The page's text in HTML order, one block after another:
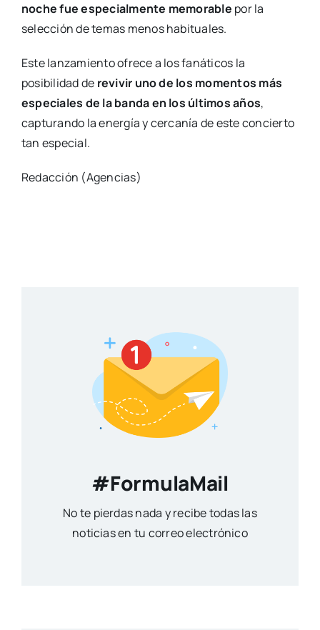
noche fue especialmente memorable por la
selección de temas menos habituales.
Este lanzamiento ofrece a los fanáticos la
posibilidad de revivir uno de los momentos más
especiales de la banda en los últimos años,
capturando la energía y cercanía de este concierto
tan especial.
Redacción (Agencias)
#FormulaMail
No te pierdas nada y recibe todas las
noticias en tu correo electrónico